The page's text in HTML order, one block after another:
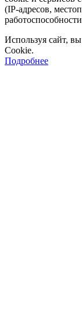
(IP‑адресов,
Используя сайт,
Cookie.
Подробнее